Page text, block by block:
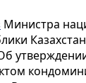
Министра